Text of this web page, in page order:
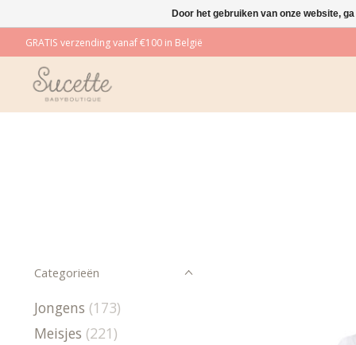
GRATIS verzending vanaf €100 in België
Categorieën
Jongens (173)
Meisjes (221)
Door het gebruiken van onze website,